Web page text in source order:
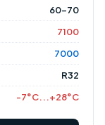
60-70
7100
7000
R32
-7°C...+28°C